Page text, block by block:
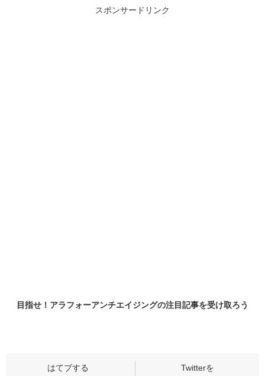
スポンサードリンク
目指せ！アラフォーアンチエイジングの注目記事を受け取ろう